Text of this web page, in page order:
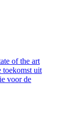
of the art
toekomst uit
voor de